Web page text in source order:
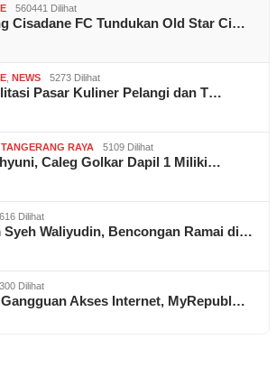
560441 Dilihat
Cisadane FC Tundukan Old Star Ci…
NEWS 5273 Dilihat
Pasar Kuliner Pelangi dan T…
TANGERANG RAYA 5109 Dilihat
Caleg Golkar Dapil 1 Miliki…
Dilihat
Syeh Waliyudin, Bencongan Ramai di…
Dilihat
Akses Internet, MyRepubl…